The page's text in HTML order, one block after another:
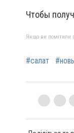
Чтобы
Якщо ви помітили
#салат